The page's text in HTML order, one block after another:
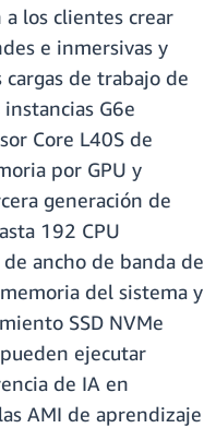
los clientes crear
e inmersivas y
de trabajo de
G6e
Core L40S de
por GPU y
generación de
192 CPU
ancho de banda de
del sistema y
SSD NVMe
ejecutar
de IA en
AMI de aprendizaje